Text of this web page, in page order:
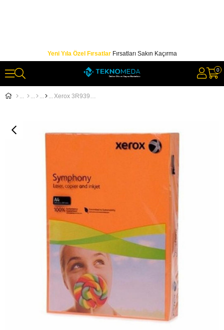
Yeni Yıla Özel FırsatlarFırsatları Sakın Kaçırma
0
Xerox 3R93953 A4 80Gr 500YP Symphony Turuncu Renkli Fotokopi Kağıdı